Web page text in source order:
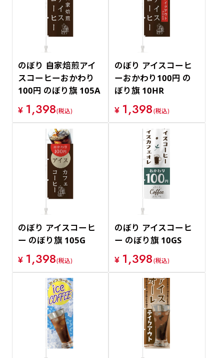
のぼり 自家焙煎アイ
スコーヒーおかわり
100円 のぼり旗 105A
¥ 1,398(税込)
のぼり アイスコーヒ
ーおかわり100円 の
ぼり旗 10HR
¥ 1,398(税込)
のぼり アイスコーヒ
ー のぼり旗 105G
¥ 1,398(税込)
のぼり アイスコーヒ
ー のぼり旗 10GS
¥ 1,398(税込)